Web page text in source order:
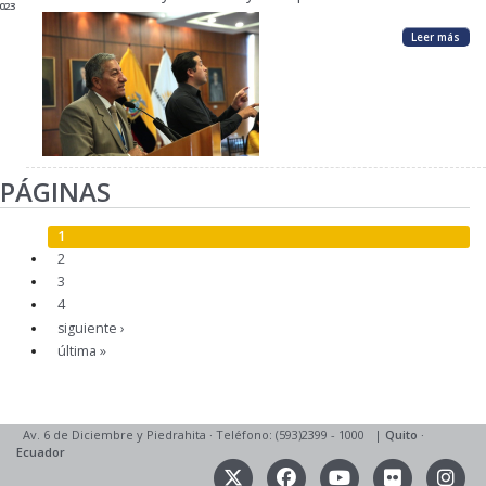
Leer más
PÁGINAS
1
2
3
4
siguiente ›
última »
Av. 6 de Diciembre y Piedrahita · Teléfono: (593)2399 - 1000 | Quito ·
Ecuador